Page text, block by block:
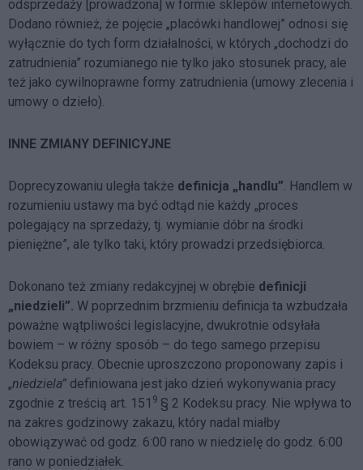
odsprzedaży [prowadzona] w formie sklepów internetowych.
Dodano również, że pojęcie „placówki handlowej” odnosi się
wyłącznie do tych form działalności, w których „dochodzi do
zatrudnienia” rozumianego nie tylko jako stosunek pracy, ale
też jako cywilnoprawne formy zatrudnienia (umowy zlecenia i
umowy o dzieło).
INNE ZMIANY DEFINICYJNE
Doprecyzowaniu uległa także definicja „handlu” . Handlem w
rozumieniu ustawy ma być odtąd nie każdy „proces
polegający na sprzedaży, tj. wymianie dóbr na środki
pieniężne”, ale tylko taki, który prowadzi przedsiębiorca.
Dokonano też zmiany redakcyjnej w obrębie definicji
„niedzieli”. W poprzednim brzmieniu definicja ta wzbudzała
poważne wątpliwości legislacyjne, dwukrotnie odsyłała
bowiem – w różny sposób – do tego samego przepisu
Kodeksu pracy. Obecnie uproszczono proponowany zapis i
„niedziela” definiowana jest jako dzień wykonywania pracy
zgodnie z treścią art. 151 9 § 2 Kodeksu pracy. Nie wpływa to
na zakres godzinowy zakazu, który nadal miałby
obowiązywać od godz. 6:00 rano w niedzielę do godz. 6:00
rano w poniedziałek.